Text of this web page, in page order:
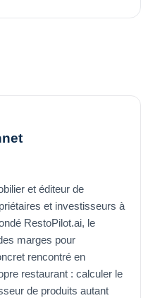
et éditeur de
et investisseurs à
RestoPilot.ai, le
marges pour
rencontré en
restaurant : calculer le
de produits autant